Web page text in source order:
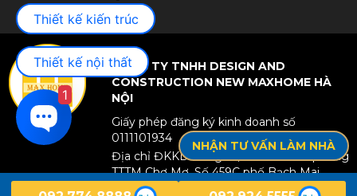
CÔNG TY TNHH DESIGN AND
CONSTRUCTION NEW MAXHOME HÀ
NỘI
Giấy phép đăng ký kinh doanh số
0111101934
Địa chỉ ĐKKD: Tầng 25, Toà nhà văn phòng
TTTM Chợ Mơ, Số 459C phố Bạch Mai,
Phường Bạch Mai, TP Hà Nội, Việt Nam.
NHẬN TƯ VẤN LÀM NHÀ
Thiết kế kiến trúc
Thiết kế nội thất
1